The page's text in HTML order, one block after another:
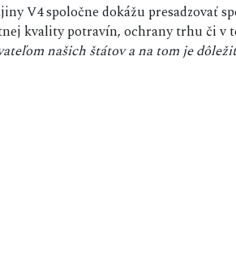
V4 spoločne dokážu presadzovať
kvality potravín, ochrany trhu či v
našich štátov a na tom je